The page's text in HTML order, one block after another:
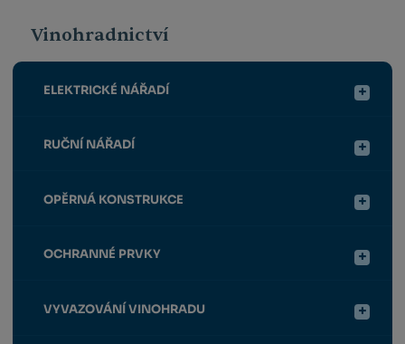
Vinohradnictví
ELEKTRICKÉ NÁŘADÍ
RUČNÍ NÁŘADÍ
OPĚRNÁ KONSTRUKCE
OCHRANNÉ PRVKY
VYVAZOVÁNÍ VINOHRADU